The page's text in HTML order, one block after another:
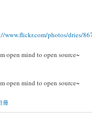
www.flickr.com/photos/dries/
open mind to open source~
open mind to open source~
冊